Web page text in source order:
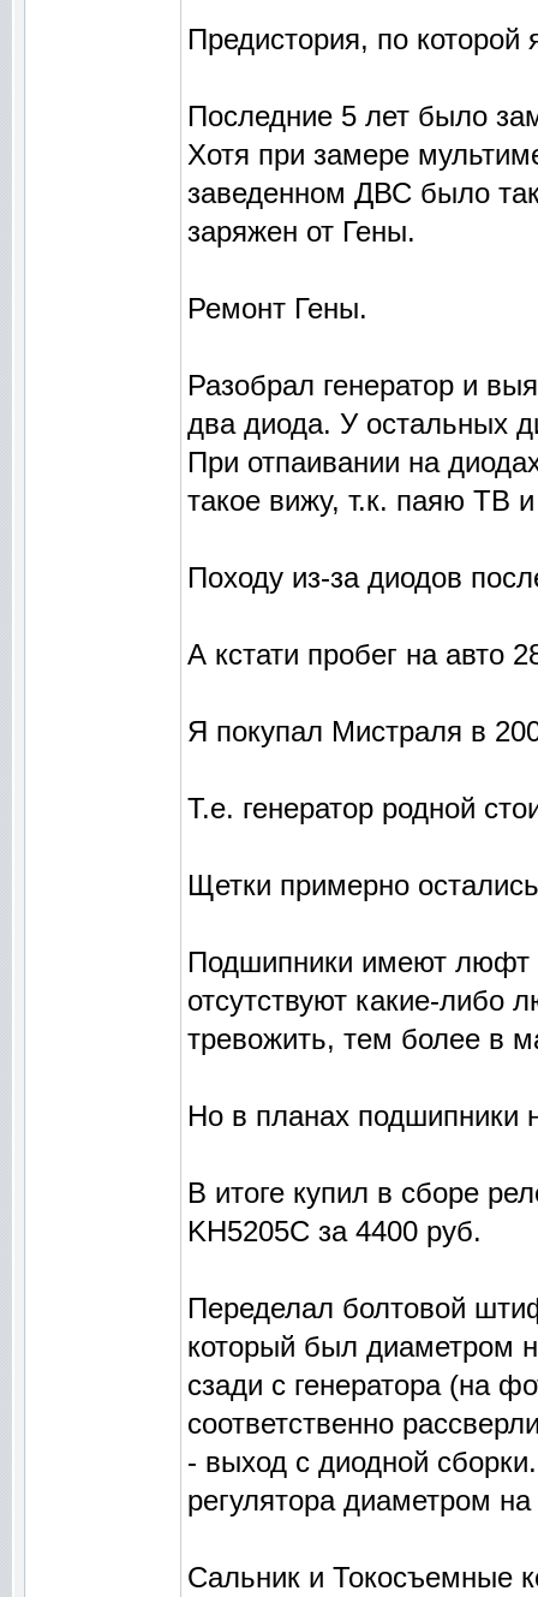
Предистория, по которой
Последние 5 лет было
Хотя при замере
заведенном ДВС было
заряжен от Гены.
Ремонт Гены.
Разобрал генератор и
два диода. У остальных
При отпаивании на
такое вижу, т.к. паяю ТВ
Походу из-за диодов
А кстати пробег на авто
Я покупал Мистраля в
Т.е. генератор родной
Щетки примерно
Подшипники имеют люфт
отсутствуют какие-либо
тревожить, тем более в
Но в планах подшипники
В итоге купил в сборе
KH5205C за 4400 руб.
Переделал болтовой
который был диаметром
сзади с генератора (на
соответственно
- выход с диодной
регулятора диаметром
Сальник и Токосъемные